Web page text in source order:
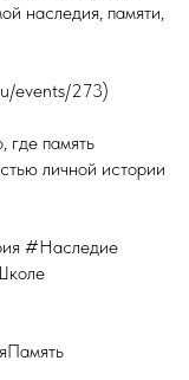
наследия, памяти,
events/273)
где память
личной истории
#Наследие